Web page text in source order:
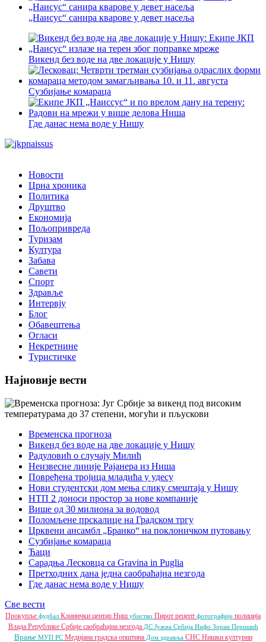
„Наисус“ санира кварове у девет насеља
Викенд без воде на две локације у Нишу
Сузбијање комараца
Где данас нема воде у Нишу
Новости
Црна хроника
Политика
Друштво
Економија
Пољопривреда
Туризам
Култура
Забава
Савети
Спорт
Здравље
Интервју
Блог
Обавештења
Огласи
Некретнине
Туристичке
Најновије вести
Временска прогноза
Викенд без воде на две локације у Нишу
Радуловић о случају Милић
Неизвесне линије Рајанера из Ниша
Повређена тројица младића у удесу
Нови студентски дом мења слику смештаја у Нишу
НТП 2 доноси простор за нове компаније
Више од 30 милиона за водовод
Поломљене прскалице на Градском тргу
Црквени ансамбл „Бранко“ на поклоничком путовању
Сузбијање комараца
Ћаци
Сарадња Лесковца са Gravina in Puglia
Претходних дана једна саобраћајна незгода
Где данас нема воде у Нишу
Све вести
Прокупље фудбал Клинички центар Ниш убиство Пирот рецепт фотографије полиција
Влада Републике Србије саобраћајна незгода ДС Јужна Србија Инфо Зоран Перишић
Врање МУП РС Медијана градска општина Дом здравља СНС Нишки културни